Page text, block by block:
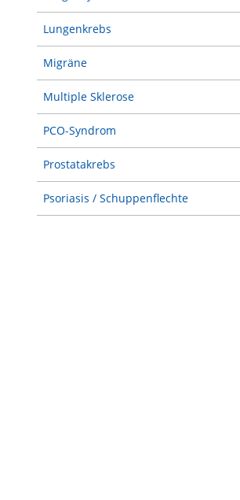
Lungenkrebs
Migräne
Multiple Sklerose
PCO-Syndrom
Prostatakrebs
Psoriasis / Schuppenflechte